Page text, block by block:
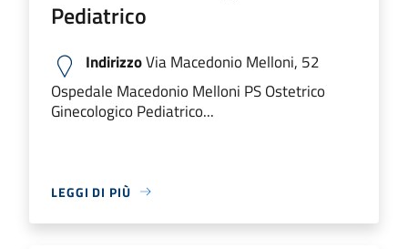
Pediatrico
IndirizzoVia Macedonio Melloni, 52
Ospedale Macedonio Melloni PS Ostetrico
Ginecologico Pediatrico...
LEGGI DI PIÙ